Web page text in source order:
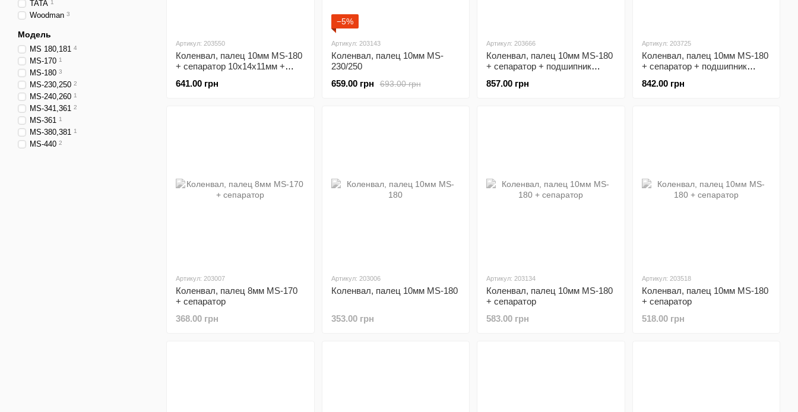
Артикул: 203550
Коленвал, палец 10мм MS-180
+ сепаратор 10x14x11мм +
641.00 грн
−5%
Артикул: 203143
Коленвал, палец 10мм MS-
230/250
693.00 грн
659.00 грн
Артикул: 203666
Коленвал, палец 10мм MS-180
+ сепаратор + подшипник
2шт, металлическая коробка
857.00 грн
Артикул: 203725
Коленвал, палец 10мм MS-180
+ сепаратор + подшипник
2шт + герметик
842.00 грн
Артикул: 203007
Коленвал, палец 8мм MS-170
+ сепаратор
368.00 грн
Артикул: 203006
Коленвал, палец 10мм MS-180
353.00 грн
Артикул: 203134
Коленвал, палец 10мм MS-180
+ сепаратор
583.00 грн
Артикул: 203518
Коленвал, палец 10мм MS-180
+ сепаратор
518.00 грн
TATA 1
Woodman 3
Модель
MS 180,181 4
MS-170 1
MS-180 3
MS-230,250 2
MS-240,260 1
MS-341,361 2
MS-361 1
MS-380,381 1
MS-440 2